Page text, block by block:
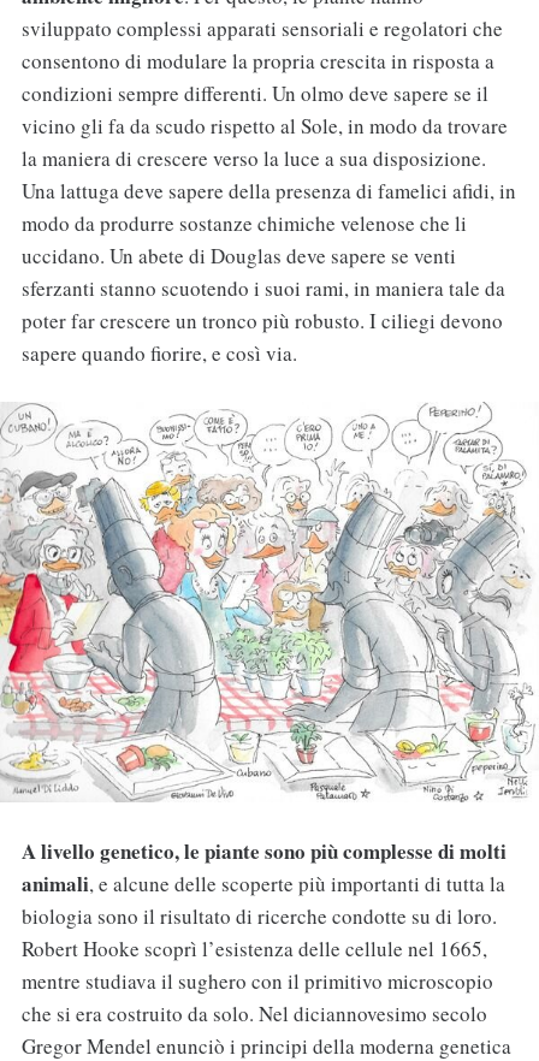
sviluppato complessi apparati sensoriali e regolatori che
consentono di modulare la propria crescita in risposta a
condizioni sempre differenti. Un olmo deve sapere se il
vicino gli fa da scudo rispetto al Sole, in modo da trovare
la maniera di crescere verso la luce a sua disposizione.
Una lattuga deve sapere della presenza di famelici afidi, in
modo da produrre sostanze chimiche velenose che li
uccidano. Un abete di Douglas deve sapere se venti
sferzanti stanno scuotendo i suoi rami, in maniera tale da
poter far crescere un tronco più robusto. I ciliegi devono
sapere quando fiorire, e così via.
A livello genetico, le piante sono più complesse di molti
animali, e alcune delle scoperte più importanti di tutta la
biologia sono il risultato di ricerche condotte su di loro.
Robert Hooke scoprì l’esistenza delle cellule nel 1665,
mentre studiava il sughero con il primitivo microscopio
che si era costruito da solo. Nel diciannovesimo secolo
Gregor Mendel enunciò i principi della moderna genetica